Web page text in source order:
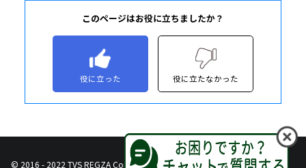
このページはお役に立ちましたか？
役に立った 役に立たなかった
© 2016 - 2022 TVS REGZA Corporation, All Rights Reserved.